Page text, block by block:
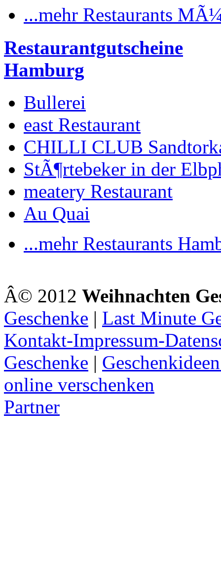
...mehr Restaurants
Restaurantgutscheine
Hamburg
Bullerei
east Restaurant
CHILLI CLUB
StÃ¶rtebeker in der
meatery Restaurant
Au Quai
...mehr Restaurants
Â© 2012 Weihnachten
Geschenke | Last Minute
Kontakt-Impressum-
Geschenke |
online verschenken
Partner